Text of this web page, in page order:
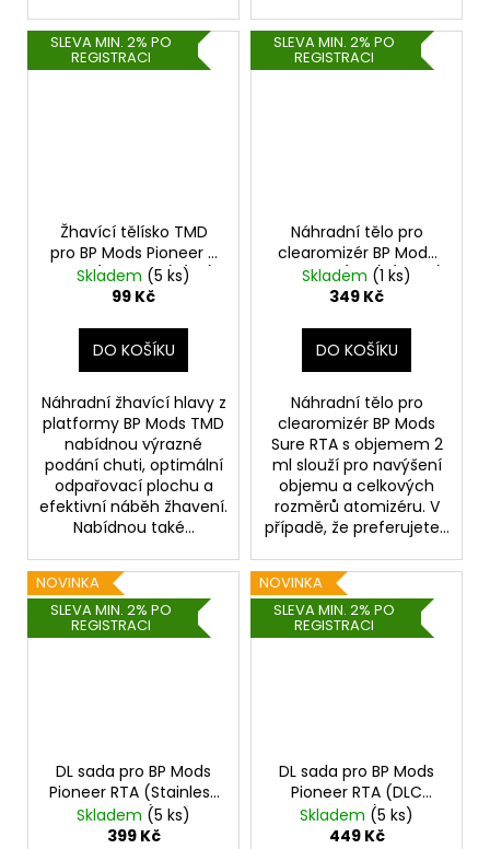
SLEVA MIN. 2% PO
REGISTRACI
Žhavící tělísko TMD
pro BP Mods Pioneer S
Tank (0,55ohm) (1ks)
Skladem (5 ks)
99 Kč
DO KOŠÍKU
Náhradní žhavící hlavy z
platformy BP Mods TMD
nabídnou výrazné
podání chuti, optimální
odpařovací plochu a
efektivní náběh žhavení.
Nabídnou také...
SLEVA MIN. 2% PO
REGISTRACI
Náhradní tělo pro
clearomizér BP Mods
Sure RTA (2ml) (Black)
Skladem (1 ks)
349 Kč
DO KOŠÍKU
Náhradní tělo pro
clearomizér BP Mods
Sure RTA s objemem 2
ml slouží pro navýšení
objemu a celkových
rozměrů atomizéru. V
případě, že preferujete...
NOVINKA
SLEVA MIN. 2% PO
REGISTRACI
DL sada pro BP Mods
Pioneer RTA (Stainless
Steel)
Skladem (5 ks)
399 Kč
NOVINKA
SLEVA MIN. 2% PO
REGISTRACI
DL sada pro BP Mods
Pioneer RTA (DLC
Black)
Skladem (5 ks)
449 Kč